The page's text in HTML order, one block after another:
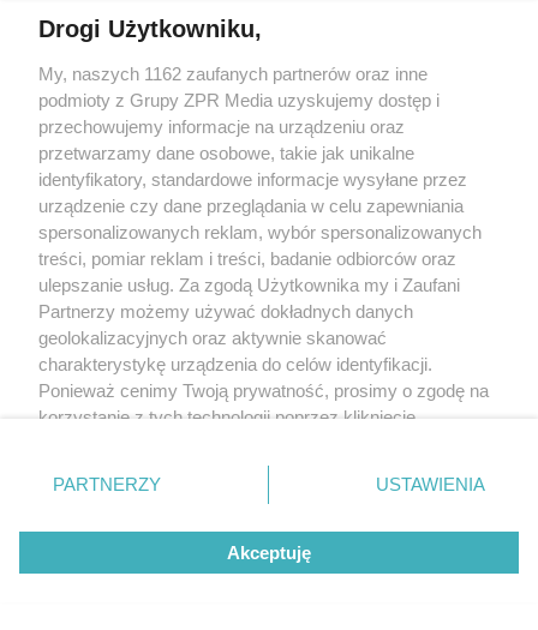
Drogi Użytkowniku,
My, naszych 1162 zaufanych partnerów oraz inne
podmioty z Grupy ZPR Media uzyskujemy dostęp i
przechowujemy informacje na urządzeniu oraz
przetwarzamy dane osobowe, takie jak unikalne
identyfikatory, standardowe informacje wysyłane przez
urządzenie czy dane przeglądania w celu zapewniania
spersonalizowanych reklam, wybór spersonalizowanych
treści, pomiar reklam i treści, badanie odbiorców oraz
ulepszanie usług. Za zgodą Użytkownika my i Zaufani
Partnerzy możemy używać dokładnych danych
geolokalizacyjnych oraz aktywnie skanować
charakterystykę urządzenia do celów identyfikacji.
Ponieważ cenimy Twoją prywatność, prosimy o zgodę na
korzystanie z tych technologii poprzez kliknięcie
zmienić/wycofać klikając przycisk ustawień prywatności
znajdujący się w lewym dolnym rogu strony
rodzaje przetwarzania danych nie wymagają zgody
użytkownika, ale masz prawo sprzeciwić się takiemu
przetwarzaniu. Preferencje będą miały zastosowanie tylko
PARTNERZY USTAWIENIA
Akceptuję